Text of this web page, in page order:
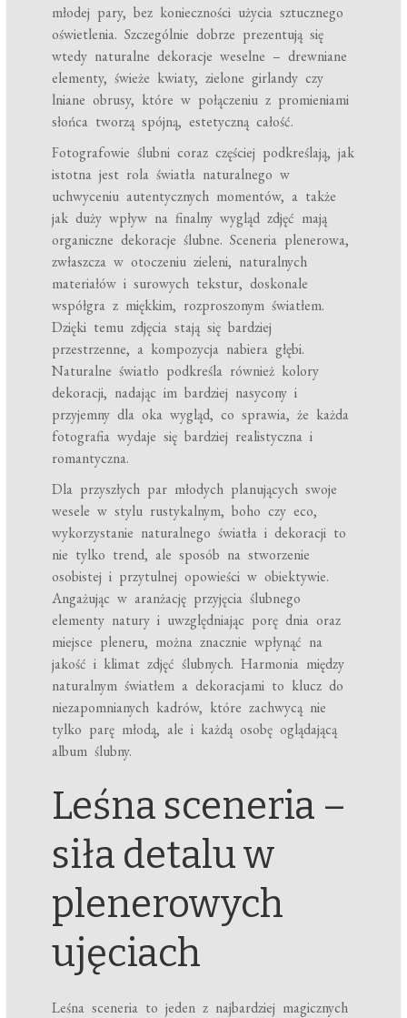
młodej pary, bez konieczności użycia sztucznego
oświetlenia. Szczególnie dobrze prezentują się
wtedy naturalne dekoracje weselne – drewniane
elementy, świeże kwiaty, zielone girlandy czy
lniane obrusy, które w połączeniu z promieniami
słońca tworzą spójną, estetyczną całość.
Fotografowie ślubni coraz częściej podkreślają, jak
istotna jest rola światła naturalnego w
uchwyceniu autentycznych momentów, a także
jak duży wpływ na finalny wygląd zdjęć mają
organiczne dekoracje ślubne. Sceneria plenerowa,
zwłaszcza w otoczeniu zieleni, naturalnych
materiałów i surowych tekstur, doskonale
współgra z miękkim, rozproszonym światłem.
Dzięki temu zdjęcia stają się bardziej
przestrzenne, a kompozycja nabiera głębi.
Naturalne światło podkreśla również kolory
dekoracji, nadając im bardziej nasycony i
przyjemny dla oka wygląd, co sprawia, że każda
fotografia wydaje się bardziej realistyczna i
romantyczna.
Dla przyszłych par młodych planujących swoje
wesele w stylu rustykalnym, boho czy eco,
wykorzystanie naturalnego światła i dekoracji to
nie tylko trend, ale sposób na stworzenie
osobistej i przytulnej opowieści w obiektywie.
Angażując w aranżację przyjęcia ślubnego
elementy natury i uwzględniając porę dnia oraz
miejsce pleneru, można znacznie wpłynąć na
jakość i klimat zdjęć ślubnych. Harmonia między
naturalnym światłem a dekoracjami to klucz do
niezapomnianych kadrów, które zachwycą nie
tylko parę młodą, ale i każdą osobę oglądającą
album ślubny.
Leśna sceneria –
siła detalu w
plenerowych
ujęciach
Leśna sceneria to jeden z najbardziej magicznych